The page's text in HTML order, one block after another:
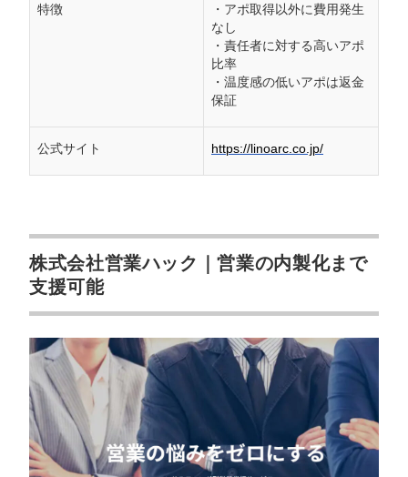
特徴
・アポ取得以外に費用発生
なし
・責任者に対する高いアポ
比率
・温度感の低いアポは返金
保証
公式サイト https://linoarc.co.jp/
株式会社営業ハック｜営業の内製化まで
支援可能